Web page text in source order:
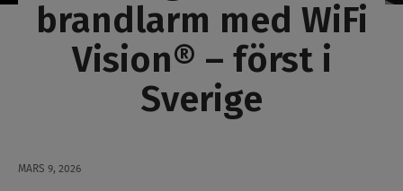
brandlarm med WiFi
Vision® – först i
Sverige
MARS 9, 2026